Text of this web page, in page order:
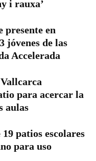
i rauxa’
presente en
jóvenes de las
Accelerada
para acercar la
aulas
patios escolares
para uso